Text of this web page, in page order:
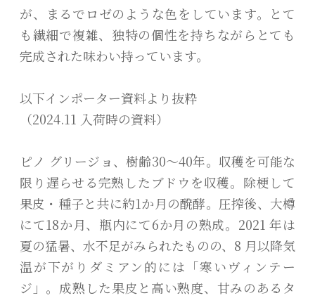
が、まるでロゼのような色をしています。とて
も繊細で複雑、独特の個性を持ちながらとても
完成された味わい持っています。
以下インポーター資料より抜粋
（2024.11 入荷時の資料）
ピノ グリージョ、樹齢30～40年。収穫を可能な
限り遅らせる完熟したブドウを収穫。除梗して
果皮・種子と共に約1か月の醗酵。圧搾後、大樽
にて18か月、瓶内にて6か月の熟成。2021 年は
夏の猛暑、水不足がみられたものの、8 月以降気
温が下がりダミアン的には「寒いヴィンテー
ジ」。成熟した果皮と高い熟度、甘みのあるタ